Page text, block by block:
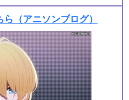
（アニソンブログ）